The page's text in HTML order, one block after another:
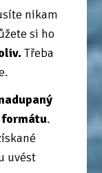
nikam
si ho
Třeba
formátu.
uvést